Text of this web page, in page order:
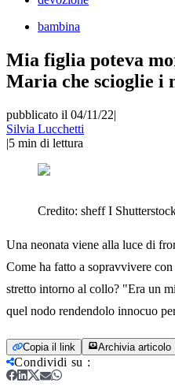
bambina
Mia figlia poteva
Maria che scioglie i
pubblicato il 04/11/22|
Silvia Lucchetti
|5 min di lettura
Credito: sheff I
Una neonata viene alla luce di
Come ha fatto a sopravvivere
stretto intorno al collo? "Era un
quel nodo rendendolo innocuo
Copia il link Archivia articolo
Condividi su :